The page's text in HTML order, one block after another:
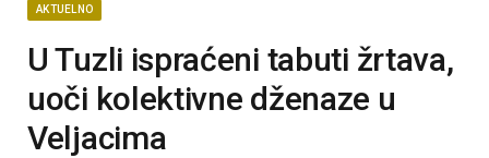
AKTUELNO
U Tuzli ispraćeni tabuti žrtava,
uoči kolektivne dženaze u
Veljacima